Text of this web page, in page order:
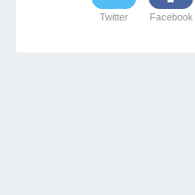
Twitter Facebook